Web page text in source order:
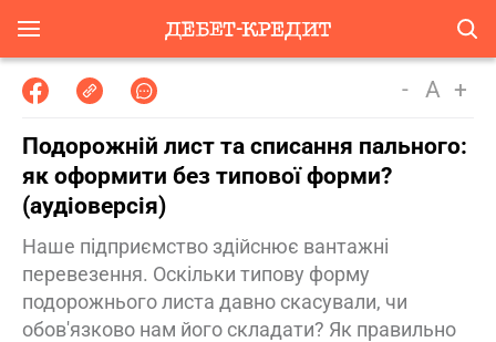
- A +
Подорожній лист та списання пального:
як оформити без типової форми?
(аудіоверсія)
Наше підприємство здійснює вантажні
перевезення. Оскільки типову форму
подорожнього листа давно скасували, чи
обов'язково нам його складати? Як правильно